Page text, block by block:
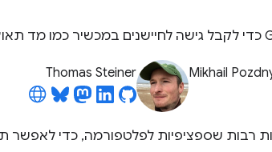
Mikhail
Thomas Steiner
רבות שספציפיות לפלטפורמה, כדי לאפשר